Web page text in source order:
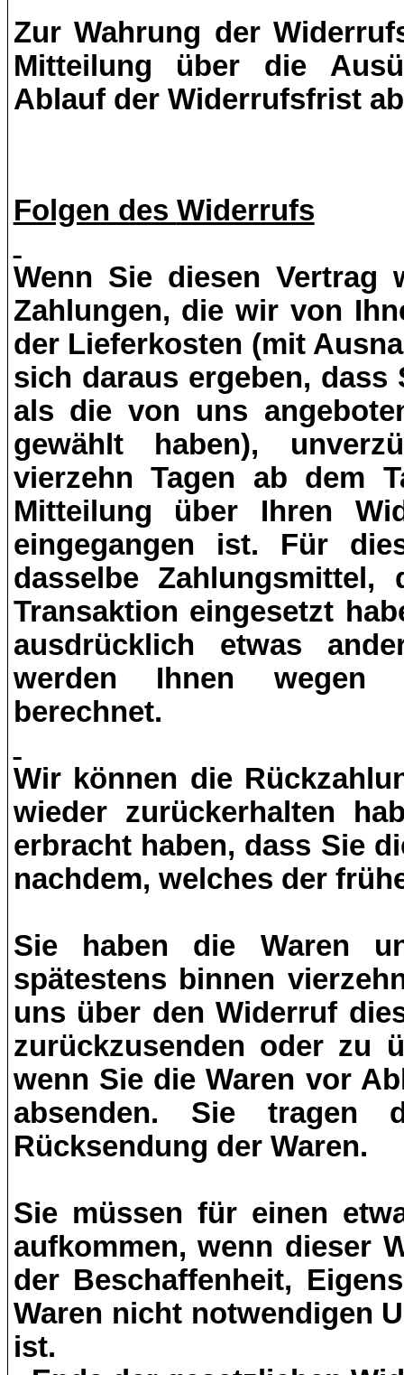
Zur Wahrung der
Mitteilung über die
Ablauf der Widerrufsfrist
Folgen des Widerrufs
Wenn Sie diesen Vertrag
Zahlungen, die wir von
der Lieferkosten (mit
sich daraus ergeben,
als die von uns
gewählt haben),
vierzehn Tagen ab dem
Mitteilung über Ihren
eingegangen ist. Für
dasselbe
Transaktion eingesetzt
ausdrücklich etwas
werden Ihnen wegen
berechnet.
Wir können die
wieder zurückerhalten
erbracht haben, dass Sie
nachdem, welches der
Sie haben die Waren
spätestens binnen
uns über den Widerruf
zurückzusenden oder zu
wenn Sie die Waren vor
absenden. Sie tragen
Rücksendung der Waren.
Sie müssen für einen
aufkommen, wenn dieser
der Beschaffenheit,
Waren nicht notwendigen
ist.